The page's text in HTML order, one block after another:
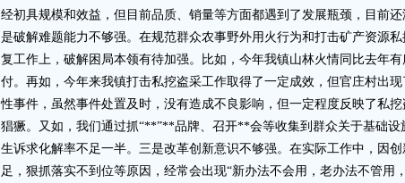
经初具规模和效益，但目前品质、销量等方面都遇到了发展瓶颈，目前
是破解难题能力不够强。在规范群众农事野外用火行为和打击矿产资源
复工作上，破解困局本领有待加强。比如，今年我镇山林火情同比去年
付。再如，今年来我镇打击私挖盗采工作取得了一定成效，但官庄村出现
性事件，虽然事件处置及时，没有造成不良影响，但一定程度反映了私
猖獗。又如，我们通过抓“**”**品牌、召开**会等收集到群众关于基础设
生诉求化解率不足一半。三是改革创新意识不够强。在实际工作中，因
足，狠抓落实不到位等原因，经常会出现“新办法不会用，老办法不管用